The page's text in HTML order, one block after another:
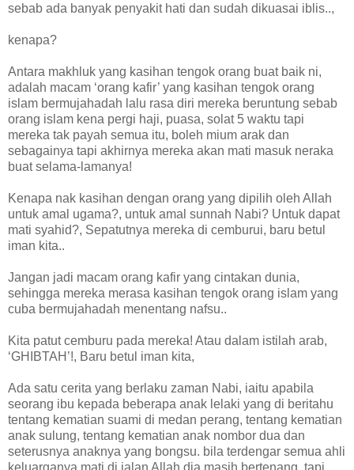
sebab ada banyak penyakit hati dan sudah dikuasai iblis..,
kenapa?
Antara makhluk yang kasihan tengok orang buat baik ni,
adalah macam ‘orang kafir’ yang kasihan tengok orang
islam bermujahadah lalu rasa diri mereka beruntung sebab
orang islam kena pergi haji, puasa, solat 5 waktu tapi
mereka tak payah semua itu, boleh mium arak dan
sebagainya tapi akhirnya mereka akan mati masuk neraka
buat selama-lamanya!
Kenapa nak kasihan dengan orang yang dipilih oleh Allah
untuk amal ugama?, untuk amal sunnah Nabi? Untuk dapat
mati syahid?, Sepatutnya mereka di cemburui, baru betul
iman kita..
Jangan jadi macam orang kafir yang cintakan dunia,
sehingga mereka merasa kasihan tengok orang islam yang
cuba bermujahadah menentang nafsu..
Kita patut cemburu pada mereka! Atau dalam istilah arab,
‘GHIBTAH’!, Baru betul iman kita,
Ada satu cerita yang berlaku zaman Nabi, iaitu apabila
seorang ibu kepada beberapa anak lelaki yang di beritahu
tentang kematian suami di medan perang, tentang kematian
anak sulung, tentang kematian anak nombor dua dan
seterusnya anaknya yang bongsu. bila terdengar semua ahli
keluarganya mati di jalan Allah dia masih bertenang, tapi